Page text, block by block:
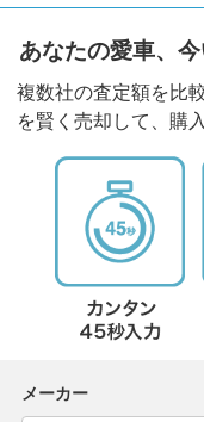
あなたの愛車、今
複数社の査定額を比
を賢く売却して、購
メーカー